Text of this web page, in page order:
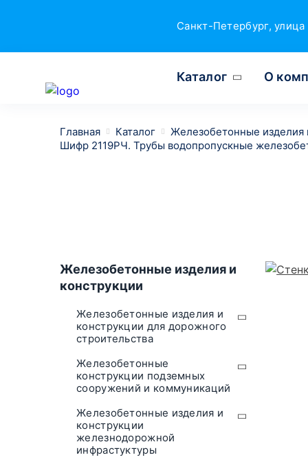
Санкт-Петербург,
Каталог О
Главная Каталог
Железобетонные изделия
Шифр 2119РЧ. Трубы водопропускные
Железобетонные изделия и
конструкции
Железобетонные изделия и
конструкции для дорожного
строительства
Железобетонные
конструкции подземных
сооружений и коммуникаций
Железобетонные изделия и
конструкции
железнодорожной
инфрастуктуры